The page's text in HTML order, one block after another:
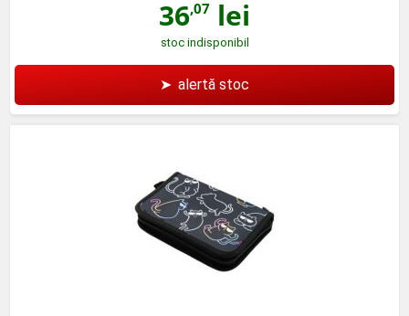
36,07 lei
stoc indisponibil
➤ alertă stoc